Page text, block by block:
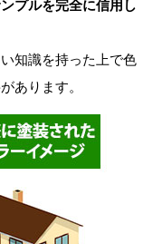
プルを完全に信用し
知識を持った上で色
あります。